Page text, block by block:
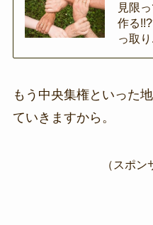
見限
作る
っ取り
もう中央集権といった
ていきますから。
（スポン